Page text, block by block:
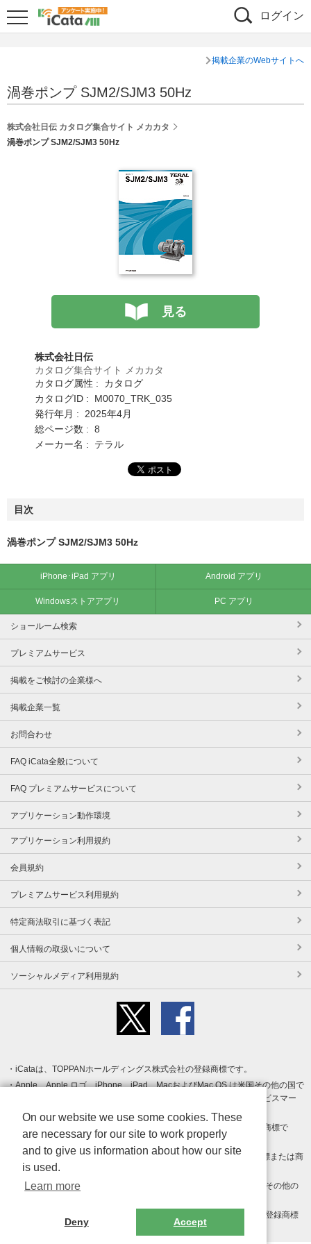
ログイン
掲載企業のWebサイトへ
渦巻ポンプ SJM2/SJM3 50Hz
株式会社日伝 カタログ集合サイト メカカタ
渦巻ポンプ SJM2/SJM3 50Hz
見る
株式会社日伝
カタログ集合サイト メカカタ
カタログ属性 : カタログ
カタログID : M0070_TRK_035
発行年月 : 2025年4月
総ページ数 : 8
メーカー名 : テラル
目次
渦巻ポンプ SJM2/SJM3 50Hz
iPhone･iPad アプリ Android アプリ
Windowsストアアプリ PC アプリ
ショールーム検索
プレミアムサービス
掲載をご検討の企業様へ
掲載企業一覧
お問合わせ
FAQ iCata全般について
FAQ プレミアムサービスについて
アプリケーション動作環境
アプリケーション利用規約
会員規約
プレミアムサービス利用規約
特定商法取引に基づく表記
個人情報の取扱いについて
ソーシャルメディア利用規約
iCataは、TOPPANホールディングス株式会社の登録商標です。
Apple、Apple ロゴ、iPhone、iPad、MacおよびMac OS は米国その他の国で
登録された Apple Inc. の商標です。App Store は Apple Inc. のサービスマー
クです。
Android、Google Play および Google Play ロゴ は Google LLC の商標で
す。
Windows は Microsoft Inc.の米国およびその他の国における登録商標または商
標です。
Adobe、Adobe Reader、Adobe PDF は、Adobe Inc.の米国およびその他の
その他、記載されている会社名、商品名、ロゴは各社の商標または登録商標
On our website we use some cookies. These
are necessary for our site to work properly
and to give us information about how our site
is used.
Learn more
Deny Accept